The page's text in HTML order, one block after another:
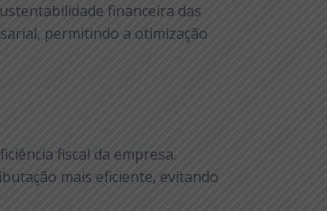
financeira das
permitindo a otimização
fiscal da empresa.
mais eficiente, evitando